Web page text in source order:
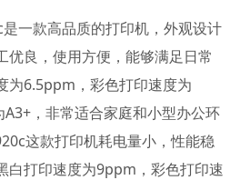
一款高品质的打印机，外观设计
优良，使用方便，能够满足日常
为6.5ppm，彩色打印速度为
，非常适合家庭和小型办公环
这款打印机耗电量小，性能稳
白打印速度为9ppm，彩色打印速